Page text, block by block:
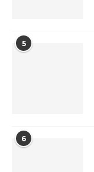
5
6